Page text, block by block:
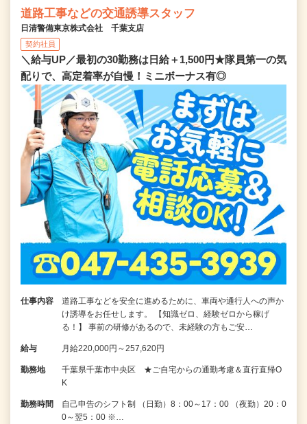
道路工事などの交通誘導スタッフ
日清警備東京株式会社 千葉支店
契約社員
＼給与UP／最初の30勤務は日給＋1,500円★隊員第一の気
配りで、高定着率が自慢！ミニボーナス有◎
仕事内容
道路工事などを安全に進めるために、車両や通行人への声か
け誘導をお任せします。 【知識ゼロ、経験ゼロから稼げ
る！】 事前の研修があるので、未経験の方もご安…
給与 月給220,000円～257,620円
勤務地
千葉県千葉市中央区 ★ご自宅からの通勤考慮＆直行直帰O
K
勤務時間
自己申告のシフト制 （日勤）8：00～17：00 （夜勤）20：0
0～翌5：00 ※…